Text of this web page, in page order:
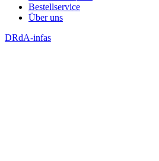
Bestellservice
Über uns
DRdA-infas